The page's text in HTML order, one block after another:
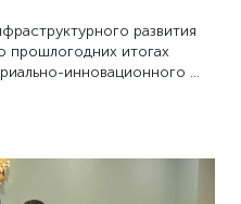
развития
прошлогодних итогах
инновационного …